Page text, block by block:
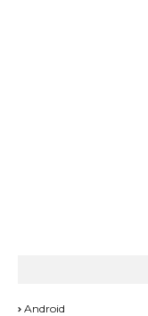
Android